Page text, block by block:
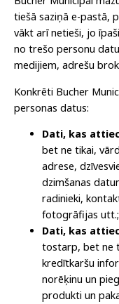
tiešā saziņā e-pastā,
vākt arī netieši, jo
no trešo personu
medijiem, adrešu
Konkrēti Bucher
personas datus:
Dati, kas
bet ne tikai,
adrese,
dzimšanas
radinieki,
fotogrāfijas utt.;
Dati, kas
tostarp, bet ne
kredītkaršu
norēķinu un
produkti un